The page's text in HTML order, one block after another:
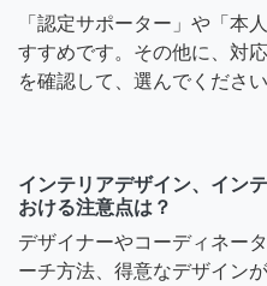
「認定サポーター」や「本
すすめです。その他に、対
を確認して、選んでください
インテリアデザイン、イン
おける注意点は？
デザイナーやコーディネー
ーチ方法、得意なデザイン